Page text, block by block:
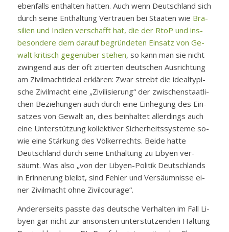
eben­falls ent­hal­ten hat­ten. Auch wenn Deutsch­land sich
durch sei­ne Ent­hal­tung Ver­trau­en bei Staa­ten wie Bra­
si­li­en und In­di­en ver­schafft hat, die der RtoP und ins­
be­son­de­re dem dar­auf be­grün­de­ten Ein­satz von Ge­
walt kri­tisch ge­gen­über ste­hen, so kann man sie nicht
zwin­gend aus der oft zi­tier­ten deut­schen Aus­rich­tung
am Zi­vil­mach­ti­de­al er­klä­ren: Zwar strebt die ide­al­ty­pi­
sche Zi­vil­macht ei­ne „Zi­vi­li­sie­rung“ der zwi­schen­staat­li­
chen Be­zie­hun­gen auch durch ei­ne Ein­he­gung des Ein­
sat­zes von Ge­walt an, dies be­inhal­tet al­ler­dings auch
ei­ne Un­ter­stüt­zung kol­lek­ti­ver Si­cher­heits­sys­te­me so­
wie ei­ne Stär­kung des Völ­ker­rechts. Bei­de hat­te
Deutsch­land durch sei­ne Ent­hal­tung zu Li­by­en ver­
säumt. Was al­so „von der Li­by­en-Po­li­tik Deutsch­lands
in Er­in­ne­rung bleibt, sind Feh­ler und Ver­säum­nis­se ei­
ner Zi­vil­macht oh­ne Zi­vil­cou­ra­ge“.
An­de­rer­seits pass­te das deut­sche Ver­hal­ten im Fall Li­
by­en gar nicht zur an­sons­ten un­ter­stüt­zen­den Hal­tung